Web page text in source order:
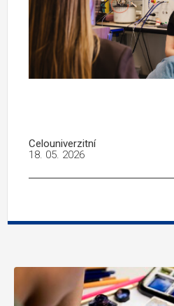
Celouniverzitní
18. 05. 2026